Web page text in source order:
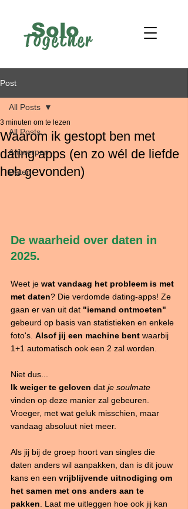
Together
Solo
Post
All Posts
Antwerpen
Daten
All Posts
Waarom ik gestopt ben met
dating apps (en zo wél de liefde
heb gevonden)
3 minuten om te lezen
De waarheid over daten in
2025.
Weet je wat vandaag het probleem is met
met daten? Die verdomde dating-apps! Ze
gaan er van uit dat "iemand ontmoeten"
gebeurd op basis van statistieken en enkele
foto's. Alsof jij een machine bent waarbij
1+1 automatisch ook een 2 zal worden.
Niet dus...
Ik weiger te geloven dat je soulmate
vinden op deze manier zal gebeuren.
Vroeger, met wat geluk misschien, maar
vandaag absoluut niet meer.
Als jij bij de groep hoort van singles die
daten anders wil aanpakken, dan is dit jouw
kans en een vrijblijvende uitnodiging om
het samen met ons anders aan te
pakken . Laat me uitleggen hoe ook jij kan